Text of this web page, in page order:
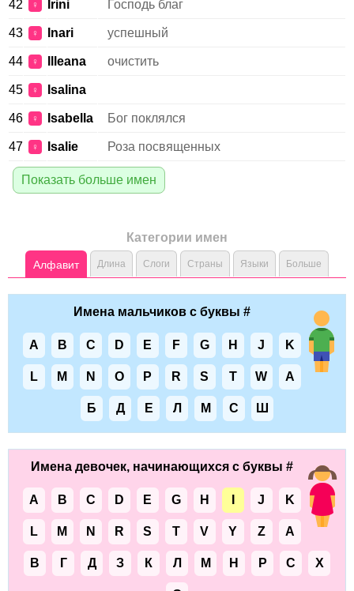
42 ♀ Irini Господь благ
43 ♀ Inari успешный
44 ♀ Illeana очистить
45 ♀ Isalinа
46 ♀ Isabella Бог поклялся
47 ♀ Isalie Роза посвященных
Показать больше имен
Категории имен
Алфавит Длина Слоги Страны Языки Больше
Имена мальчиков с буквы #
A B C D E F G H J K
L M N O P R S T W А
Б Д Е Л М С Ш
Имена девочек, начинающихся с буквы #
A B C D E G H J K
L M N R S T V Y Z А
В Г Д З К Л М Н Р С Х